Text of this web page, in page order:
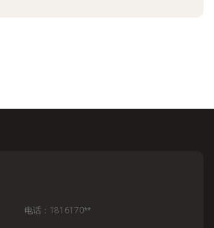
电话：1816170**